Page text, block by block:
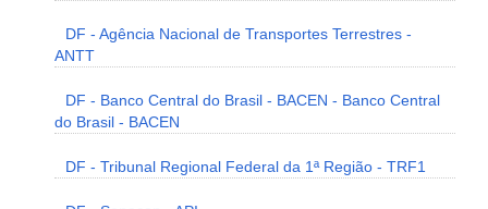
DF - Agência Nacional de Transportes Terrestres -
ANTT
DF - Banco Central do Brasil - BACEN - Banco Central
do Brasil - BACEN
DF - Tribunal Regional Federal da 1ª Região - TRF1